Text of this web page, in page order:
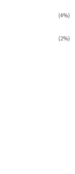
(4%)
(2%)